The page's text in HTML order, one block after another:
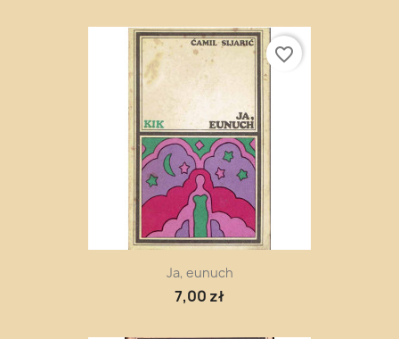
Ja, eunuch
7,00 zł
favorite_border